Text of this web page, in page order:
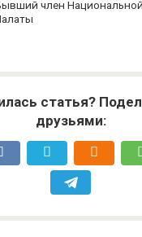
член
статья?
друзьями: